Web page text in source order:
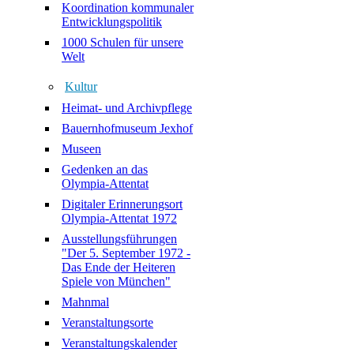
Koordination kommunaler
Entwicklungspolitik
1000 Schulen für unsere
Welt
Kultur
Heimat- und Archivpflege
Bauernhofmuseum Jexhof
Museen
Gedenken an das
Olympia-Attentat
Digitaler Erinnerungsort
Olympia-Attentat 1972
Ausstellungsführungen
"Der 5. September 1972 -
Das Ende der Heiteren
Spiele von München"
Mahnmal
Veranstaltungsorte
Veranstaltungskalender